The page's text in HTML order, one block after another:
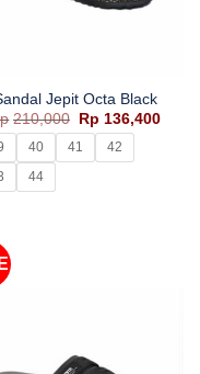
Jepit Octa Black
210,000
Harga
aslinya
adalah:
Rp210,000.
Rp 136,400
40 41
42
44